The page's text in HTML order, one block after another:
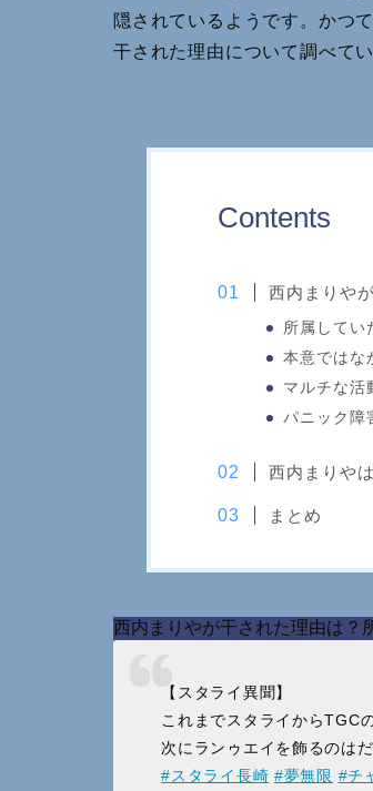
隠されているようです。かつ
干された理由について調べて
Contents
西内まりや
所属してい
本意ではな
マルチな活
パニック障
西内まりや
まとめ
西内まりやが干された理由は？
【スタライ異聞】
これまでスタライからTGC
次にランゥエイを飾るのは
#スタライ長崎 #夢無限 #チ